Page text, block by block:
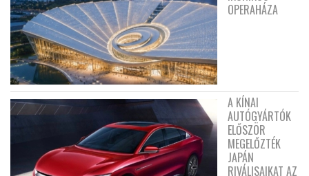
OPERAHÁZA
A KÍNAI
AUTÓGYÁRTÓK
ELŐSZÖR
MEGELŐZTÉK
JAPÁN
RIVÁLISAIKAT AZ